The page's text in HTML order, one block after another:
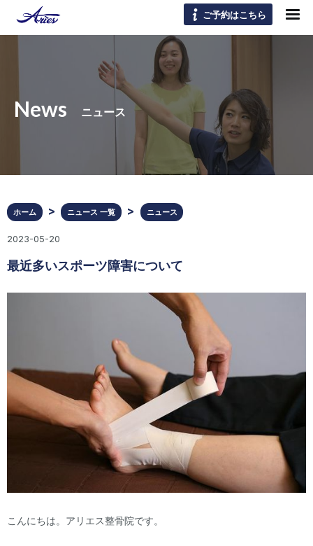
ご予約はこちら
News ニュース
ホーム ニュース 一覧 ニュース
2023-05-20
最近多いスポーツ障害について
こんにちは。アリエス整骨院です。